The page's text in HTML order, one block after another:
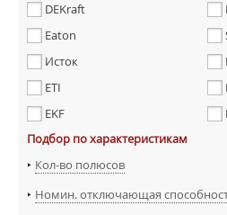
DEKraft
Eaton
Исток
ETI
EKF
Подбор по характеристикам
Кол-во полюсов
Номин. отключающая